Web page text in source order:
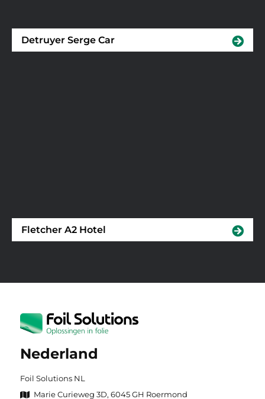
Detruyer Serge Car
Fletcher A2 Hotel
Nederland
Foil Solutions NL
Marie Curieweg 3D, 6045 GH Roermond